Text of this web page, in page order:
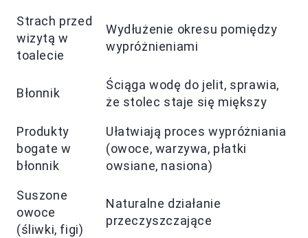
Strach przed
wizytą w
toalecie
Wydłużenie okresu pomiędzy
wypróżnieniami
Błonnik
Ściąga wodę do jelit, sprawia,
że stolec staje się miększy
Produkty
bogate w
błonnik
Ułatwiają proces wypróżniania
(owoce, warzywa, płatki
owsiane, nasiona)
Suszone
owoce
(śliwki, figi)
Naturalne działanie
przeczyszczające